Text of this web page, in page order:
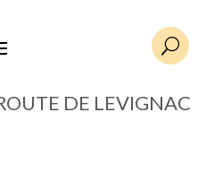
U
DE LEVIGNAC